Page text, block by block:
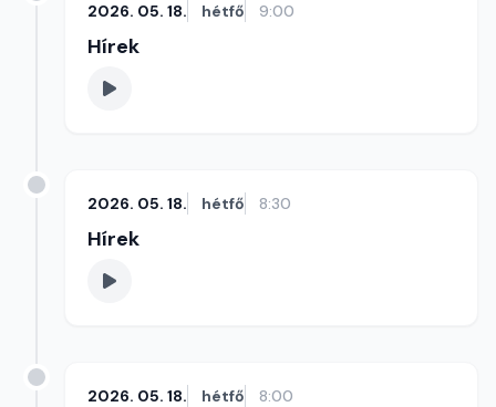
2026. 05. 18. hétfő 9:00
Hírek
2026. 05. 18. hétfő 8:30
Hírek
2026. 05. 18. hétfő 8:00